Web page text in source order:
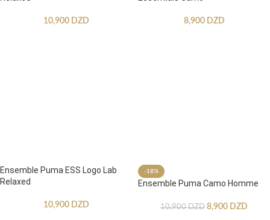
10,900 DZD 8,900 DZD
Ensemble Puma ESS Logo Lab
Relaxed
10,900 DZD
-18%
Ensemble Puma Camo Homme
10,900DZD 8,900 DZD